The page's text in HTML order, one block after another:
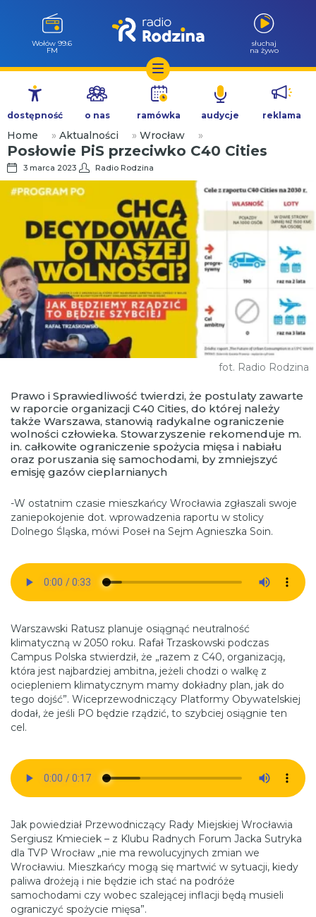
Przejdź
treści
Wołów 99.6
FM
słuchaj
na żywo
dostępność o nas ramówka audycje reklama
Home » Aktualności » Wrocław »
Posłowie PiS przeciwko C40 Cities
3 marca 2023 Radio Rodzina
fot. Radio Rodzina
Prawo i Sprawiedliwość twierdzi, że postulaty zawarte
w raporcie organizacji C40 Cities, do której należy
także Warszawa, stanowią radykalne ograniczenie
wolności człowieka. Stowarzyszenie rekomenduje m.
in. całkowite ograniczenie spożycia mięsa i nabiału
oraz poruszania się samochodami, by zmniejszyć
emisję gazów cieplarnianych
-W ostatnim czasie mieszkańcy Wrocławia zgłaszali swoje
zaniepokojenie dot. wprowadzenia raportu w stolicy
Dolnego Śląska, mówi Poseł na Sejm Agnieszka Soin.
Warszawski Ratusz planuje osiągnąć neutralność
klimatyczną w 2050 roku. Rafał Trzaskowski podczas
Campus Polska stwierdził, że „razem z C40, organizacją,
która jest najbardziej ambitna, jeżeli chodzi o walkę z
ociepleniem klimatycznym mamy dokładny plan, jak do
tego dojść”. Wiceprzewodniczący Platformy Obywatelskiej
dodał, że jeśli PO będzie rządzić, to szybciej osiągnie ten
cel.
Jak powiedział Przewodniczący Rady Miejskiej Wrocławia
Sergiusz Kmieciek – z Klubu Radnych Forum Jacka Sutryka
dla TVP Wrocław „nie ma rewolucyjnych zmian we
Wrocławiu. Mieszkańcy mogą się martwić w sytuacji, kiedy
paliwa drożeją i nie będzie ich stać na podróże
samochodami czy wobec szalejącej inflacji będą musieli
ograniczyć spożycie mięsa”.